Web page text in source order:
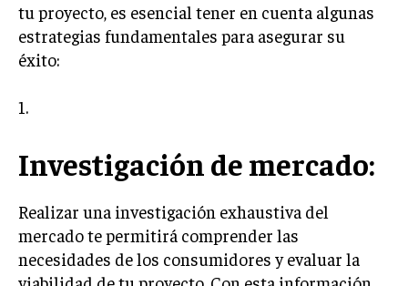
CALIDAD Y MEJORA CONTINUA
RECLUTAMIENTO Y SELECCIÓN
GESTIÓN DEL DESEMPEÑO
CULTURA Y CLIMA ORGANIZACIONAL
tu proyecto, es esencial tener en cuenta algunas
estrategias fundamentales para asegurar su
éxito:
1.
Investigación de mercado:
Realizar una investigación exhaustiva del
mercado te permitirá comprender las
necesidades de los consumidores y evaluar la